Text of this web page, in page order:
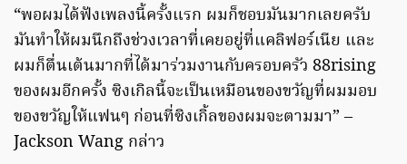
“พอผมได้ฟังเพลงนี้ครั้งแรก ผมก็ชอบมันมากเลยครับ
มันทำให้ผมนึกถึงช่วงเวลาที่เคยอยู่ที่แคลิฟอร์เนีย และ
ผมก็ตื่นเต้นมากที่ได้มาร่วมงานกับครอบครัว 88rising
ของผมอีกครั้ง ซิงเกิลนี้จะเป็นเหมือนของขวัญที่ผมมอบ
ของขวัญให้แฟนๆ ก่อนที่ซิงเกิ้ลของผมจะตามมา” –
Jackson Wang กล่าว